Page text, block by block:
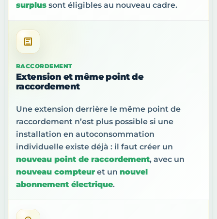
surplus sont éligibles au nouveau cadre.
RACCORDEMENT
Extension et même point de
raccordement
Une extension derrière le même point de
raccordement n’est plus possible si une
installation en autoconsommation
individuelle existe déjà : il faut créer un
nouveau point de raccordement, avec un
nouveau compteur et un nouvel
abonnement électrique.